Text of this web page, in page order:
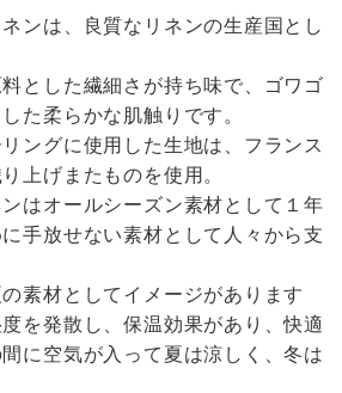
ンは、良質なリネンの生産国とし
とした繊細さが持ち味で、ゴワゴ
た柔らかな肌触りです。
ングに使用した生地は、フランス
上げまたものを使用。
はオールシーズン素材として１年
手放せない素材として人々から支
素材としてイメージがあります
を発散し、保温効果があり、快適
に空気が入って夏は涼しく、冬は